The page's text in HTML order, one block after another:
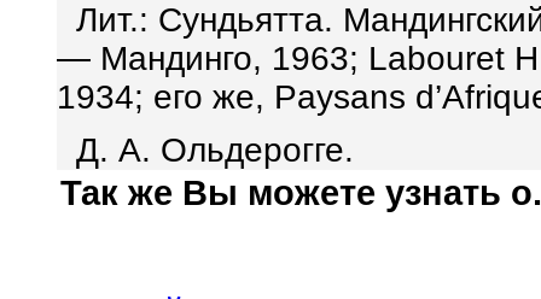
Лит.: Сундьятта.
— Мандинго, 1963; Labouret
1934; его же, Paysans
Д. А. Ольдерогге.
Так же Вы можете узнать